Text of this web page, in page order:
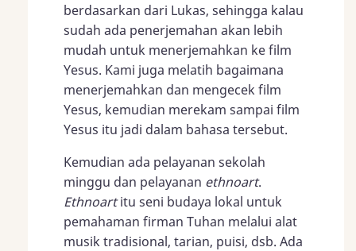
berdasarkan dari Lukas, sehingga kalau
sudah ada penerjemahan akan lebih
mudah untuk menerjemahkan ke film
Yesus. Kami juga melatih bagaimana
menerjemahkan dan mengecek film
Yesus, kemudian merekam sampai film
Yesus itu jadi dalam bahasa tersebut.
Kemudian ada pelayanan sekolah
minggu dan pelayanan ethnoart.
Ethnoartitu seni budaya lokal untuk
pemahaman firman Tuhan melalui alat
musik tradisional, tarian, puisi, dsb. Ada